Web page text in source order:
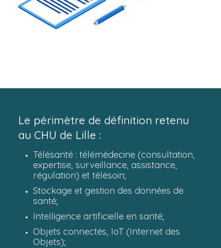
Le périmètre de définition retenu
au CHU de Lille :
Télésanté : télémédecine (consultation,
expertise, surveillance, assistance,
régulation) et télésoin;
Stockage et gestion des données de
santé;
Intelligence artificielle en santé;
Objets connectés, IoT (Internet des
Objets);